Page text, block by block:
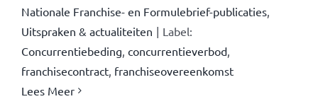
Nationale Franchise- en Formulebrief-publicaties,
Uitspraken & actualiteiten | Label:
Concurrentiebeding, concurrentieverbod,
franchisecontract, franchiseovereenkomst
Lees Meer